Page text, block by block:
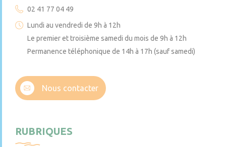
02 41 77 04 49
Lundi au vendredi de 9h à 12h
Le premier et troisième samedi du mois de 9h à 12h
Permanence téléphonique de 14h à 17h (sauf samedi)
Nous contacter
RUBRIQUES